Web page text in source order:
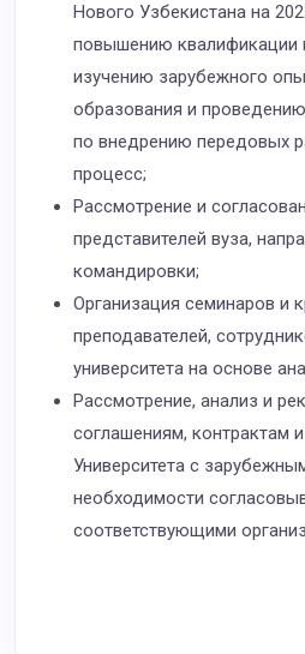
Нового Узбекистана на
повышению квалификации
изучению зарубежного
образования и
по внедрению передовых
процесс;
Рассмотрение и
представителей вуза,
командировки;
Организация семинаров и
преподавателей,
университета на основе
Рассмотрение, анализ и
соглашениям, контрактам
Университета с
необходимости
соответствующими